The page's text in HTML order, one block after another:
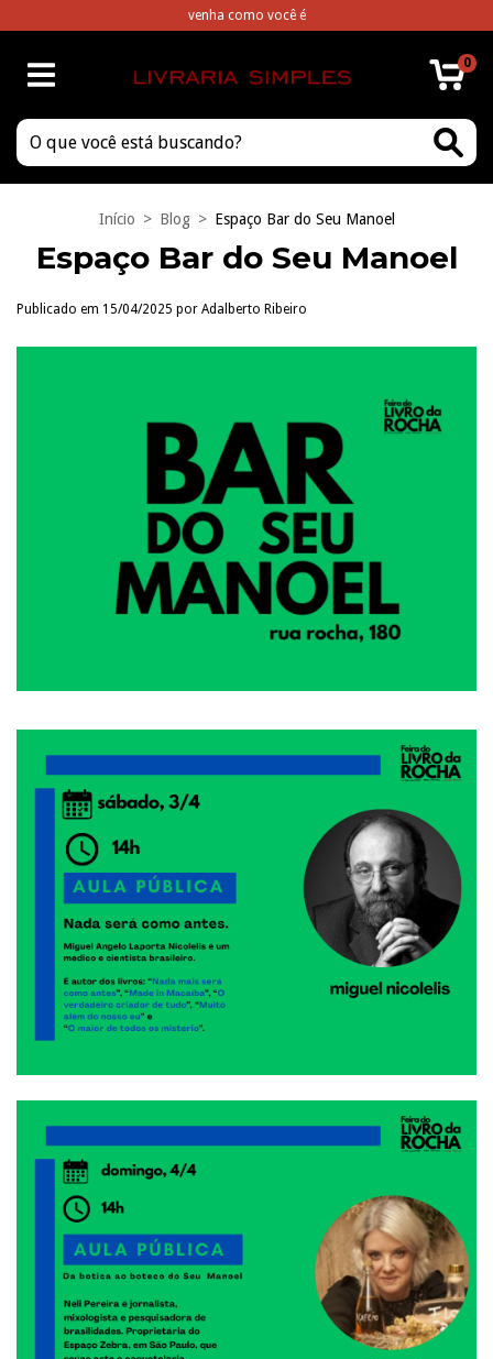
venha como você é
0
Início > Blog > Espaço Bar do Seu Manoel
Espaço Bar do Seu Manoel
Publicado em 15/04/2025 por Adalberto Ribeiro